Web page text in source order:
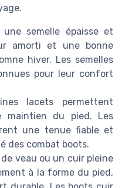
semelle épaisse et
amorti et une bonne
hiver. Les semelles
pour leur confort
lacets permettent
maintien du pied. Les
une tenue fiable et
des combat boots.
veau ou un cuir pleine
à la forme du pied,